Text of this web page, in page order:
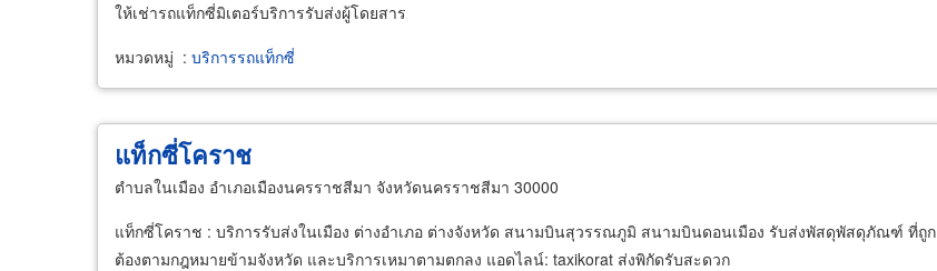
ให้เช่ารถแท็กซี่มิเตอร์บริการรับส่งผู้โดยสาร
หมวดหมู่ : บริการรถแท็กซี่
แท็กซี่โคราช
ตำบลในเมือง อำเภอเมืองนครราชสีมา จังหวัดนครราชสีมา 30000
แท็กซี่โคราช : บริการรับส่งในเมือง ต่างอำเภอ ต่างจังหวัด สนามบินสุวรรณภูมิ สนามบินดอนเมือง รับส่งพัสดุพัสดุภัณฑ์ ที่ถูก
ต้องตามกฎหมายข้ามจังหวัด และบริการเหมาตามตกลง แอดไลน์: taxikorat ส่งพิกัดรับสะดวก